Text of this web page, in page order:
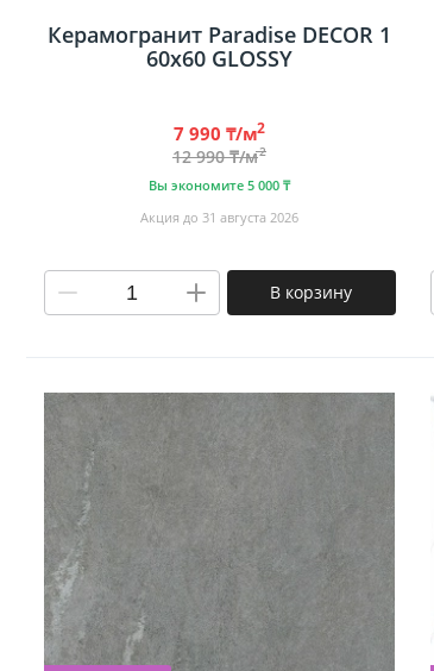
Керамогранит Paradise DECOR 1
60х60 GLOSSY
7 990 ₸/м2
12 990 ₸/м2
Вы экономите 5 000 ₸
Акция до 31 августа 2026
В корзину